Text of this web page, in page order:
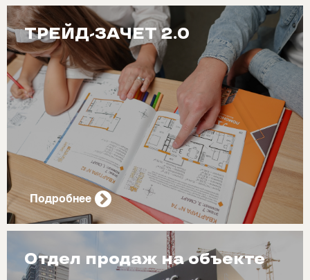
ТРЕЙД-ЗАЧЕТ 2.0
Подробнее
Отдел продаж на объекте